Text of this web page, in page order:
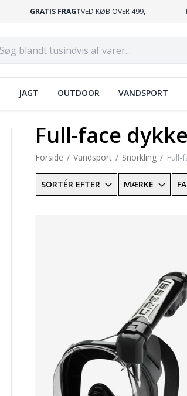
GRATIS FRAGTVED KØB OVER 499,-
JAGT OUTDOOR VANDSPORT
Forside Vandsport Snorkling Full-
Full-face
SORTÉR EFTER MÆRKE